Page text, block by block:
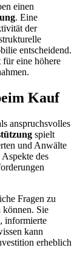
einen
. Eine
der
entscheidend.
für eine höhere
Kauf
anspruchsvolles
spielt
und Anwälte
des
Fragen zu
können. Sie
informierte
kann
erheblich